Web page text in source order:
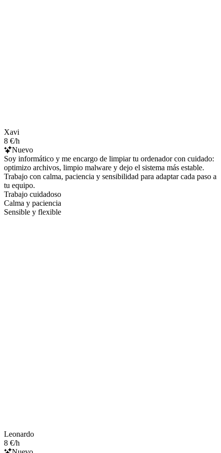
Xavi
8 €/h
Nuevo
Soy informático y me encargo de limpiar tu ordenador con cuidado:
optimizo archivos, limpio malware y dejo el sistema más estable.
Trabajo con calma, paciencia y sensibilidad para adaptar cada paso a
tu equipo.
Trabajo cuidadoso
Calma y paciencia
Sensible y flexible
Leonardo
8 €/h